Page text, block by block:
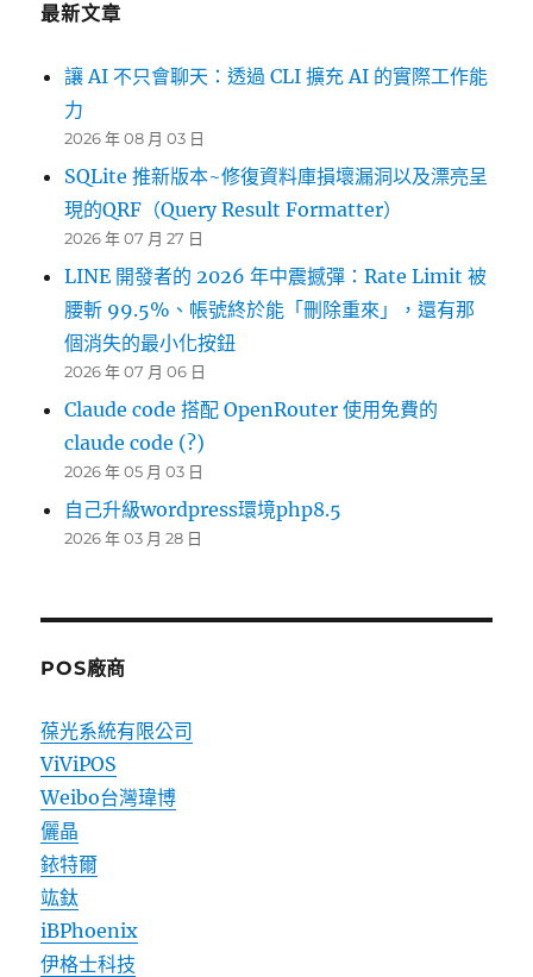
最新文章
讓 AI 不只會聊天：透過 CLI 擴充 AI 的實際工作能
力
2026 年 08 月 03 日
SQLite 推新版本~修復資料庫損壞漏洞以及漂亮呈
現的QRF（Query Result Formatter）
2026 年 07 月 27 日
LINE 開發者的 2026 年中震撼彈：Rate Limit 被
腰斬 99.5%、帳號終於能「刪除重來」，還有那
個消失的最小化按鈕
2026 年 07 月 06 日
Claude code 搭配 OpenRouter 使用免費的
claude code (?)
2026 年 05 月 03 日
自己升級wordpress環境php8.5
2026 年 03 月 28 日
POS廠商
葆光系統有限公司
ViViPOS
Weibo台灣瑋博
儷晶
銥特爾
竑鈦
iBPhoenix
伊格士科技